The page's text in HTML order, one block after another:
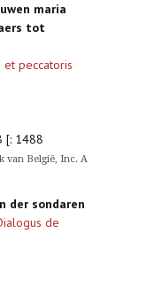
maria
tot
et peccatoris
[: 1488
van België, Inc. A
der sondaren
de